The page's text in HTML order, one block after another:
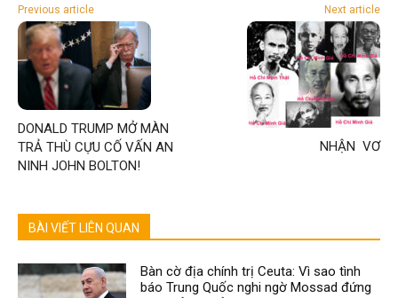
Previous article
DONALD TRUMP MỞ MÀN
TRẢ THÙ CỰU CỐ VẤN AN
NINH JOHN BOLTON!
Next article
NHẬN VƠ
BÀI VIẾT LIÊN QUAN
Bàn cờ địa chính trị Ceuta: Vì sao tình
báo Trung Quốc nghi ngờ Mossad đứng